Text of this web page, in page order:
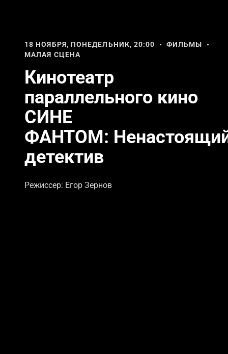
18 НОЯБРЯ, ПОНЕДЕЛЬНИК, 20:00 • ФИЛЬМЫ •
МАЛАЯ СЦЕНА
Кинотеатр
параллельного кино
СИНЕ
ФАНТОМ:
детектив
Режиссер: Егор Зернов